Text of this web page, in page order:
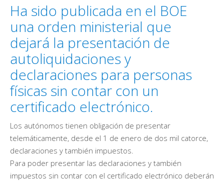
Ha sido publicada en el BOE
una orden ministerial que
dejará la presentación de
autoliquidaciones y
declaraciones para personas
físicas sin contar con un
certificado electrónico.
Los autónomos tienen obligación de presentar
telemáticamente, desde el 1 de enero de dos mil catorce,
declaraciones y también impuestos.
Para poder presentar las declaraciones y también
impuestos sin contar con el certificado electrónico deberán